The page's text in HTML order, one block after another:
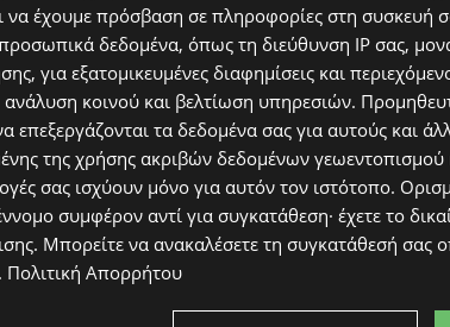
ότι οι κυρώσεις παραβίασαν το
σειρά ερωτημάτων προς τις
για την εξέταση της υπόθεσης.
του 2024 και παρέμεινε στον πάγκο της
για να αναλάβει την τεχνική ηγεσία της
να έχουμε πρόσβαση σε πληροφορίες στη συσκευή
δεδομένα, όπως τη διεύθυνση IP σας,
για εξατομικευμένες διαφημίσεις και
ανάλυση κοινού και βελτίωση υπηρεσιών.
επεξεργάζονται τα δεδομένα σας για αυτούς και
της χρήσης ακριβών δεδομένων γεωεντοπισμού
σας ισχύουν μόνο για αυτόν τον ιστότοπο.
συμφέρον αντί για συγκατάθεση· έχετε το
. Μπορείτε να ανακαλέσετε τη συγκατάθεσή σας
. Πολιτική Απορρήτου